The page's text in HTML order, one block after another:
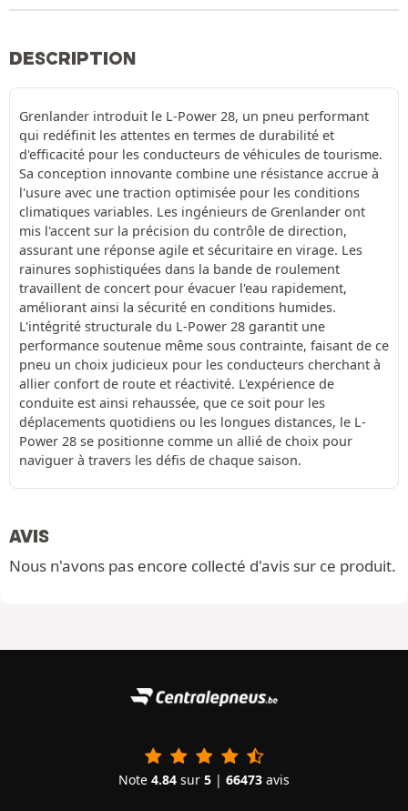
DESCRIPTION
Grenlander introduit le L-Power 28, un pneu performant
qui redéfinit les attentes en termes de durabilité et
d'efficacité pour les conducteurs de véhicules de tourisme.
Sa conception innovante combine une résistance accrue à
l'usure avec une traction optimisée pour les conditions
climatiques variables. Les ingénieurs de Grenlander ont
mis l'accent sur la précision du contrôle de direction,
assurant une réponse agile et sécuritaire en virage. Les
rainures sophistiquées dans la bande de roulement
travaillent de concert pour évacuer l'eau rapidement,
améliorant ainsi la sécurité en conditions humides.
L'intégrité structurale du L-Power 28 garantit une
performance soutenue même sous contrainte, faisant de ce
pneu un choix judicieux pour les conducteurs cherchant à
allier confort de route et réactivité. L'expérience de
conduite est ainsi rehaussée, que ce soit pour les
déplacements quotidiens ou les longues distances, le L-
Power 28 se positionne comme un allié de choix pour
naviguer à travers les défis de chaque saison.
AVIS
Nous n'avons pas encore collecté d'avis sur ce produit.
Note 4.84 sur 5 | 66473 avis